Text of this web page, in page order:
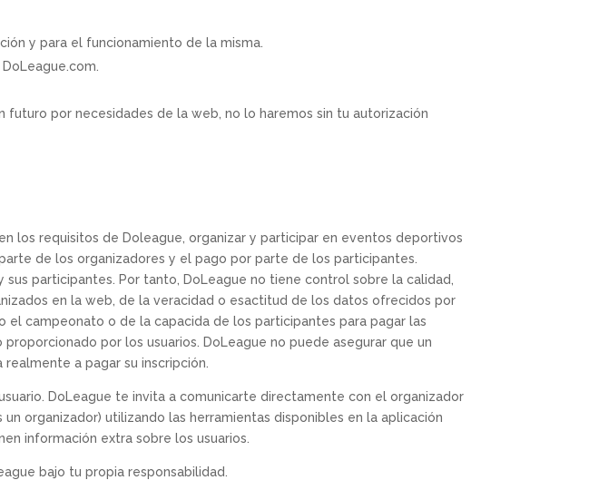
y para el funcionamiento de la misma.
por necesidades de la web, no lo haremos sin tu autorización
los requisitos de Doleague, organizar y participar en eventos deportivos
de los organizadores y el pago por parte de los participantes.
participantes. Por tanto, DoLeague no tiene control sobre la calidad,
en la web, de la veracidad o esactitud de los datos ofrecidos por
campeonato o de la capacida de los participantes para pagar las
por los usuarios. DoLeague no puede asegurar que un
a pagar su inscripción.
DoLeague te invita a comunicarte directamente con el organizador
organizador) utilizando las herramientas disponibles en la aplicación
información extra sobre los usuarios.
bajo tu propia responsabilidad.